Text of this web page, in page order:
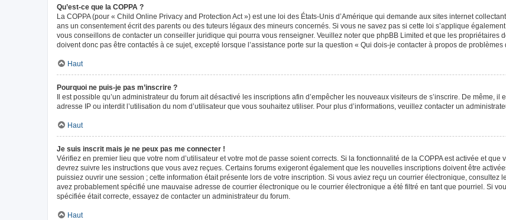
Qu’est-ce que la COPPA ?
La COPPA (pour « Child Online Privacy and Protection Act ») est une loi des États-Unis d’Amérique qui demande aux sites internet
ans un consentement écrit des parents ou des tuteurs légaux des mineurs concernés. Si vous ne savez pas si cette loi s’applique
vous conseillons de contacter un conseiller juridique qui pourra vous renseigner. Veuillez noter que phpBB Limited et que les propriétaires
doivent donc pas être contactés à ce sujet, excepté lorsque l’assistance porte sur la question « Qui dois-je contacter à propos de problèmes
Haut
Pourquoi ne puis-je pas m’inscrire ?
Il est possible qu’un administrateur du forum ait désactivé les inscriptions afin d’empêcher les nouveaux visiteurs de s’inscrire. De même,
adresse IP ou interdit l’utilisation du nom d’utilisateur que vous souhaitez utiliser. Pour plus d’informations, veuillez contacter un
Haut
Je suis inscrit mais je ne peux pas me connecter !
Vérifiez en premier lieu que votre nom d’utilisateur et votre mot de passe soient corrects. Si la fonctionnalité de la COPPA est activée et
devrez suivre les instructions que vous avez reçues. Certains forums exigeront également que les nouvelles inscriptions doivent être
puissiez ouvrir une session ; cette information était présente lors de votre inscription. Si vous aviez reçu un courrier électronique,
avez probablement spécifié une mauvaise adresse de courrier électronique ou le courrier électronique a été filtré en tant que pourriel. Si
spécifiée était correcte, essayez de contacter un administrateur du forum.
Haut